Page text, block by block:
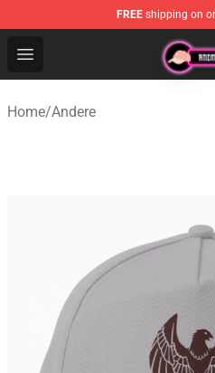
FREE shipping on
Open menu
Anime Cap Shop - The
Home/Andere